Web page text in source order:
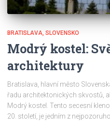
BRATISLAVA SLOVENSKO
Modrý kostel:
architektury
Bratislava, hlavní město
řadu architektonických skvostů,
Modrý kostel. Tento secesní
20. století, je jedním z